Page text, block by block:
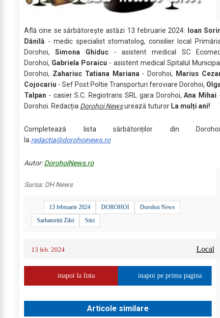
Află cine se sărbătoreşte astăzi 13 februarie 2024:
Ioan
Dănilă - medic specialist stomatolog, consilier local
Dorohoi, Simona Ghiduc- asistent medical SC
Dorohoi, Gabriela Poraicu - asistent medical Spitalul
Dorohoi, Zahariuc Tatiana Mariana - Dorohoi,
Marius
Cojocariu - Sef Post Poltie Transporturi feroviare Dorohoi,
Talpan - casier S.C. Regiotrans SRL gara Dorohoi,Ana Mihai
Dorohoi. Redacția Dorohoi Newsurează tuturor La mulți ani!
Completează lista sărbătoriților din
la redactia@dorohoinews.ro
Autor:DorohoiNews.ro
Sursa:DH News
13 februarie 2024 DOROHOI
Dorohoi News
Sarbatoritii Zilei
Stiri
13 feb. 2024 Local
inapoi la lista inapoi pe prima pagina
Articole similare